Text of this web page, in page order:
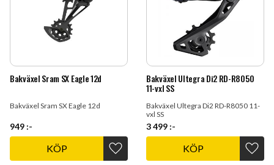
Bakväxel Sram SX Eagle 12d
Bakväxel Sram SX Eagle 12d
949 :-
Lägg till i favoriter
KÖP
Bakväxel Ultegra Di2 RD-R8050
11-vxl SS
Bakväxel Ultegra Di2 RD-R8050 11-
vxl SS
3 499 :-
KÖP